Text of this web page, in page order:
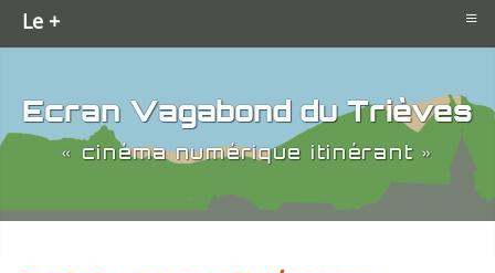
Ecran Vagabond du Trièves
« cinéma numérique itinérant »
Le + ≡